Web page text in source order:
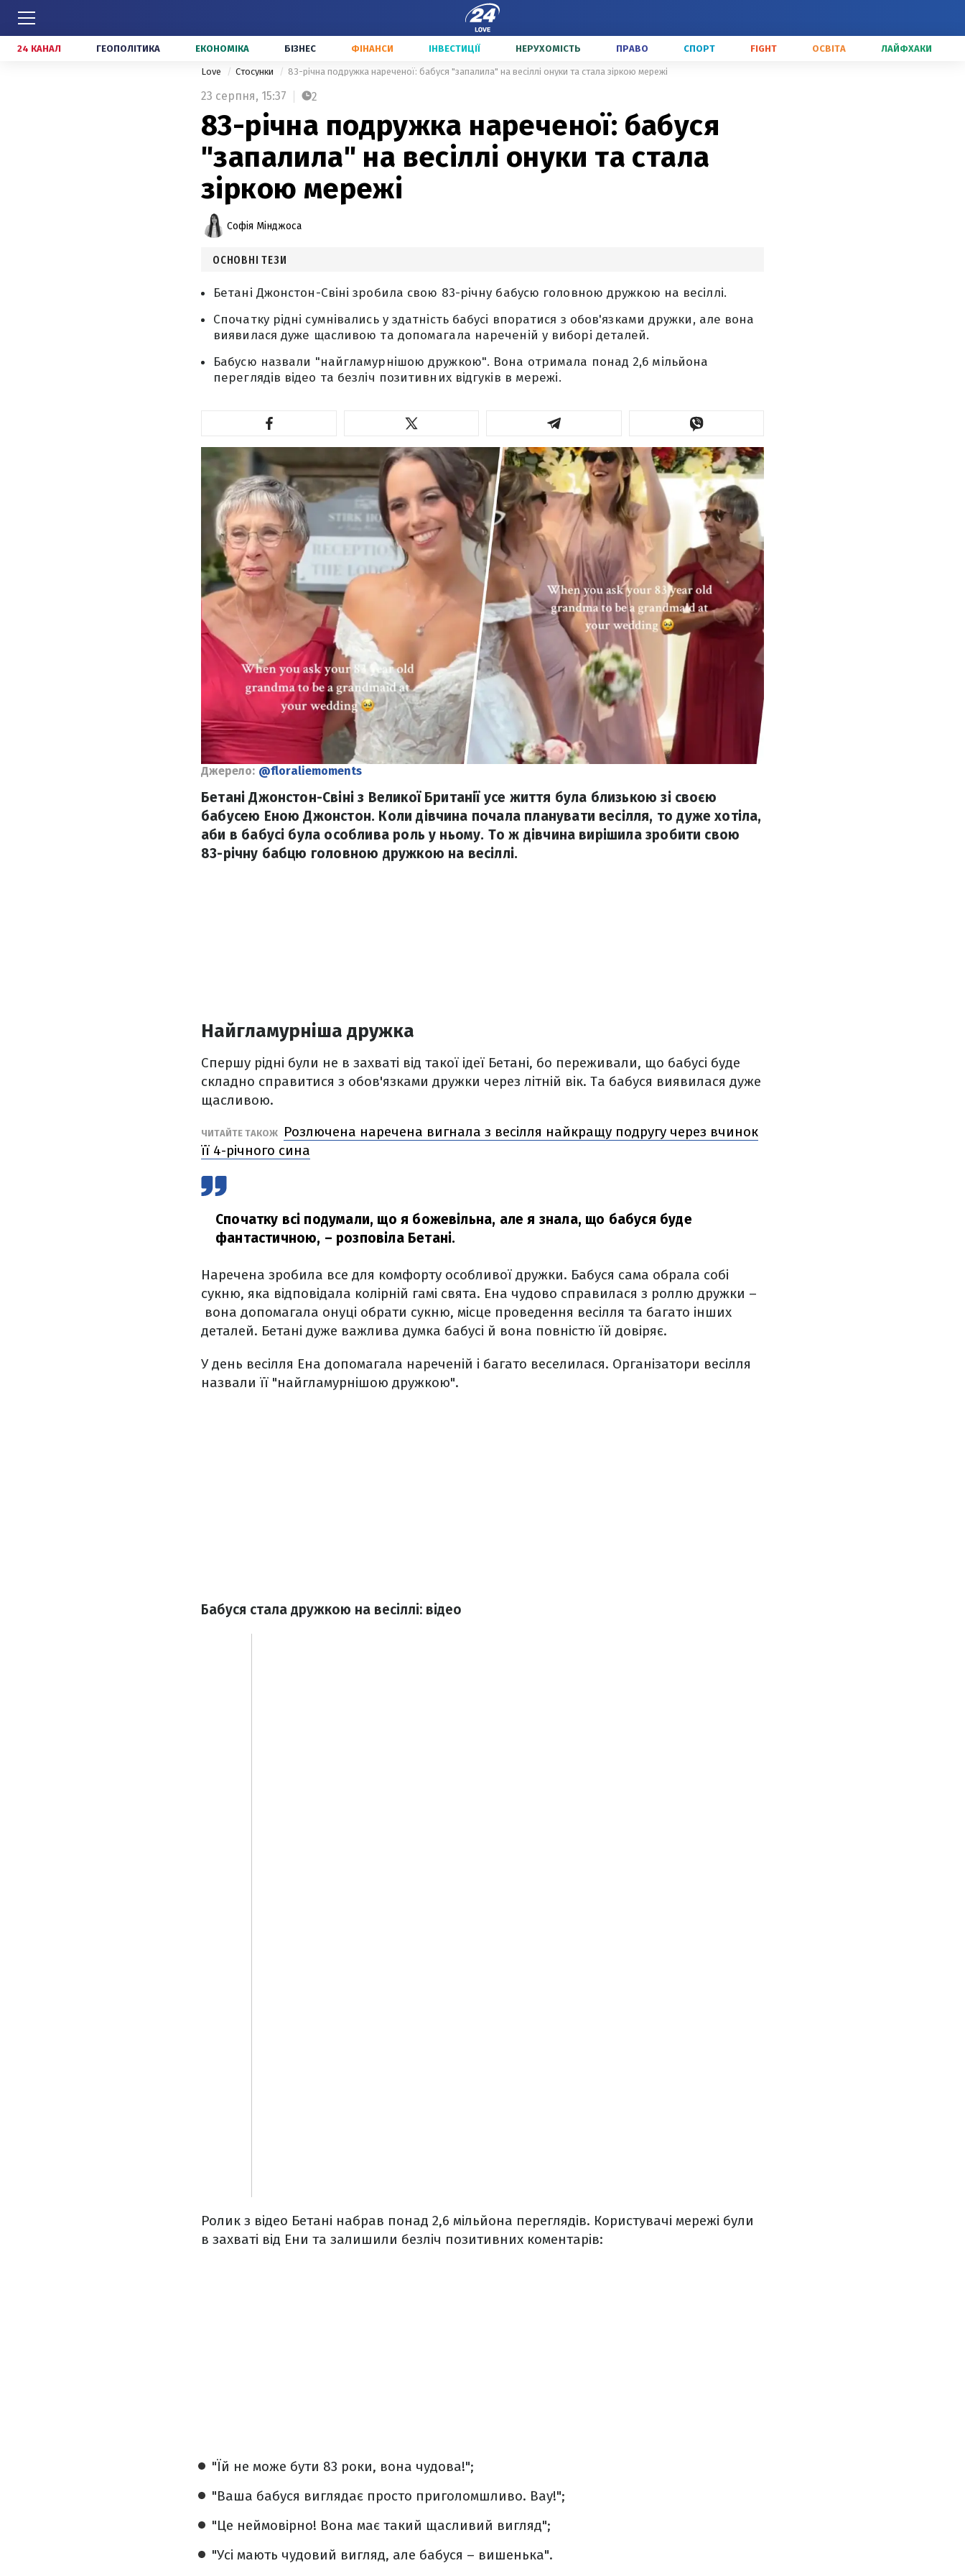
24 КАНАЛ ГЕОПОЛІТИКА ЕКОНОМІКА БІЗНЕС ФІНАНСИ ІНВЕСТИЦІЇ НЕРУХОМІСТЬ ПРАВО СПОРТ FIGHT ОСВІТА ЛАЙФХАКИ
Love Стосунки 83-річна подружка нареченої: бабуся "запалила" на весіллі онуки та стала зіркою мережі
23 серпня, 15:37 2
83-річна подружка нареченої: бабуся
"запалила" на весіллі онуки та стала
зіркою мережі
Софія Мінджоса
ОСНОВНІ ТЕЗИ
Бетані Джонстон-Свіні зробила свою 83-річну бабусю головною дружкою на весіллі.
Спочатку рідні сумнівались у здатність бабусі впоратися з обов'язками дружки, але вона
виявилася дуже щасливою та допомагала нареченій у виборі деталей.
Бабусю назвали "найгламурнішою дружкою". Вона отримала понад 2,6 мільйона
переглядів відео та безліч позитивних відгуків в мережі.
Джерело: @floraliemoments
Бетані Джонстон-Свіні з Великої Британії усе життя була близькою зі своєю
бабусею Еною Джонстон. Коли дівчина почала планувати весілля, то дуже хотіла,
аби в бабусі була особлива роль у ньому. То ж дівчина вирішила зробити свою
83-річну бабцю головною дружкою на весіллі.
Найгламурніша дружка
Спершу рідні були не в захваті від такої ідеї Бетані, бо переживали, що бабусі буде
складно справитися з обов'язками дружки через літній вік. Та бабуся виявилася дуже
щасливою.
ЧИТАЙТЕ ТАКОЖ
Розлючена наречена вигнала з весілля найкращу подругу через вчинок
її 4-річного сина
Спочатку всі подумали, що я божевільна, але я знала, що бабуся буде
фантастичною, – розповіла Бетані.
Наречена зробила все для комфорту особливої дружки. Бабуся сама обрала собі
сукню, яка відповідала колірній гамі свята. Ена чудово справилася з роллю дружки –
вона допомагала онуці обрати сукню, місце проведення весілля та багато інших
деталей. Бетані дуже важлива думка бабусі й вона повністю їй довіряє.
У день весілля Ена допомагала нареченій і багато веселилася. Організатори весілля
назвали її "найгламурнішою дружкою".
Бабуся стала дружкою на весіллі: відео
Ролик з відео Бетані набрав понад 2,6 мільйона переглядів. Користувачі мережі були
в захваті від Ени та залишили безліч позитивних коментарів:
"Їй не може бути 83 роки, вона чудова!";
"Ваша бабуся виглядає просто приголомшливо. Вау!";
"Це неймовірно! Вона має такий щасливий вигляд";
"Усі мають чудовий вигляд, але бабуся – вишенька".